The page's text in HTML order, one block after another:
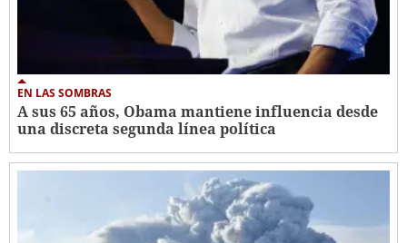
EN LAS SOMBRAS
A sus 65 años, Obama mantiene influencia desde
una discreta segunda línea política